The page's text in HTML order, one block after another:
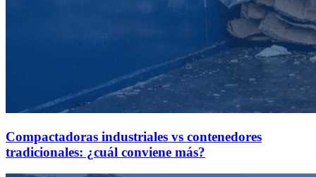
Compactadoras industriales vs contenedores
tradicionales: ¿cuál conviene más?